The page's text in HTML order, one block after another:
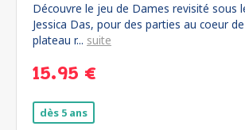
Découvre le jeu de Dames revisité sous
Jessica Das, pour des parties au coeur
plateau r... suite
15.95 €
dès 5 ans